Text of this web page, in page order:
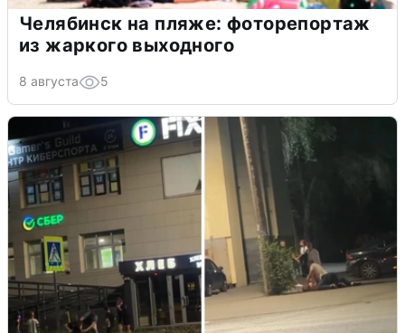
Челябинск на пляже: фоторепортаж
из жаркого выходного
8 августа 5